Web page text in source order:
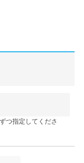
つ指定してくださ